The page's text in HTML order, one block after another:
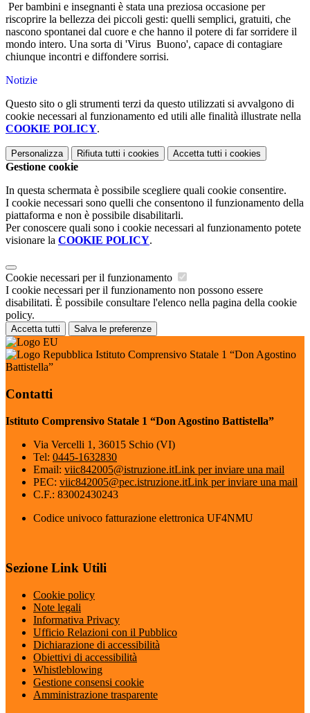
Per bambini e insegnanti è stata una preziosa occasione per
riscoprire la bellezza dei piccoli gesti: quelli semplici, gratuiti, che
nascono spontanei dal cuore e che hanno il potere di far sorridere il
mondo intero. Una sorta di 'Virus Buono', capace di contagiare
chiunque incontri e diffondere sorrisi.
Notizie
Questo sito o gli strumenti terzi da questo utilizzati si avvalgono di
cookie necessari al funzionamento ed utili alle finalità illustrate nella
COOKIE POLICY.
Personalizza Rifiuta tutti i cookies Accetta tutti i cookies
Gestione cookie
In questa schermata è possibile scegliere quali cookie consentire.
I cookie necessari sono quelli che consentono il funzionamento della
piattaforma e non è possibile disabilitarli.
Per conoscere quali sono i cookie necessari al funzionamento potete
visionare la COOKIE POLICY.
Cookie necessari per il funzionamento
I cookie necessari per il funzionamento non possono essere
disabilitati. È possibile consultare l'elenco nella pagina della cookie
policy.
Accetta tutti Salva le preferenze
Istituto Comprensivo Statale 1 “Don Agostino
Battistella”
Contatti
Istituto Comprensivo Statale 1 “Don Agostino Battistella”
Via Vercelli 1, 36015 Schio (VI)
Tel: 0445-1632830
Email: viic842005@istruzione.itLink per inviare una mail
PEC: viic842005@pec.istruzione.itLink per inviare una mail
C.F.: 83002430243
Codice univoco fatturazione elettronica UF4NMU
Sezione Link Utili
Cookie policy
Note legali
Informativa Privacy
Ufficio Relazioni con il Pubblico
Dichiarazione di accessibilità
Obiettivi di accessibilità
Whistleblowing
Gestione consensi cookie
Amministrazione trasparente